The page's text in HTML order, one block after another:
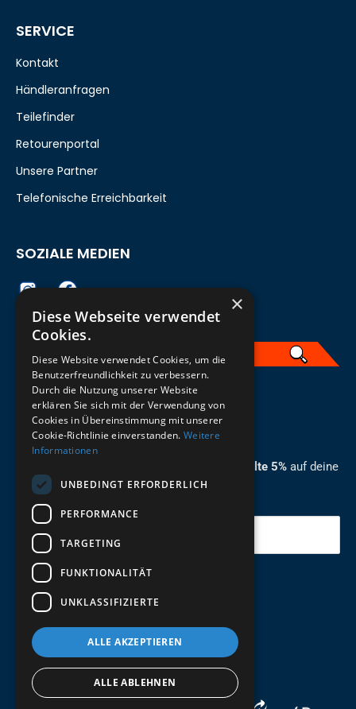
ZUM NEWSLETTER ANMELDEN
Melde dich jetzt zum Newsletter an und erhalte 5% auf deine
erste Bestellung.
Deine Email
Abschicken
SERVICE
Kontakt
Händleranfragen
Teilefinder
Retourenportal
Unsere Partner
Telefonische Erreichbarkeit
SOZIALE MEDIEN
German
×
Diese Webseite verwendet
Cookies.
Diese Website verwendet Cookies, um die
Benutzerfreundlichkeit zu verbessern.
Durch die Nutzung unserer Website
erklären Sie sich mit der Verwendung von
Cookies in Übereinstimmung mit unserer
Cookie-Richtlinie einverstanden. Weitere
Informationen
UNBEDINGT ERFORDERLICH
PERFORMANCE
TARGETING
FUNKTIONALITÄT
UNKLASSIFIZIERTE
ALLE AKZEPTIEREN
ALLE ABLEHNEN